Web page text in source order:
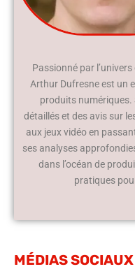
Passionné par
Arthur Dufresne est un
produits numériques.
détaillés et des avis sur
aux jeux vidéo en
ses analyses
dans l’océan de
pratiques
MÉDIAS SOCIAUX